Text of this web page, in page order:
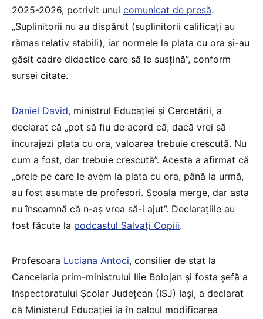
2025-2026, potrivit unui comunicat de presă.
„Suplinitorii nu au dispărut (suplinitorii calificați au
rămas relativ stabili), iar normele la plata cu ora și-au
găsit cadre didactice care să le susțină”, conform
sursei citate.
Daniel David, ministrul Educației și Cercetării, a
declarat că „pot să fiu de acord că, dacă vrei să
încurajezi plata cu ora, valoarea trebuie crescută. Nu
cum a fost, dar trebuie crescută”. Acesta a afirmat că
„orele pe care le avem la plata cu ora, până la urmă,
au fost asumate de profesori. Școala merge, dar asta
nu înseamnă că n-aș vrea să-i ajut”. Declarațiile au
fost făcute la podcastul Salvați Copiii.
Profesoara Luciana Antoci, consilier de stat la
Cancelaria prim-ministrului Ilie Bolojan și fosta șefă a
Inspectoratului Școlar Județean (ISJ) Iași, a declarat
că Ministerul Educației ia în calcul modificarea